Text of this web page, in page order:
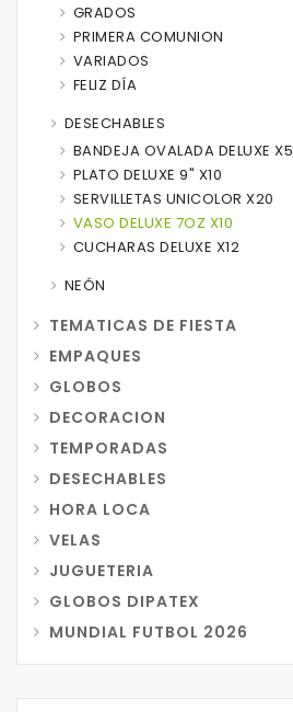
GRADOS
PRIMERA COMUNION
VARIADOS
FELIZ DÍA
DESECHABLES
BANDEJA OVALADA DELUXE X5
PLATO DELUXE 9" X10
SERVILLETAS UNICOLOR X20
VASO DELUXE 7OZ X10
CUCHARAS DELUXE X12
NEÓN
TEMATICAS DE FIESTA
EMPAQUES
GLOBOS
DECORACION
TEMPORADAS
DESECHABLES
HORA LOCA
VELAS
JUGUETERIA
GLOBOS DIPATEX
MUNDIAL FUTBOL 2026